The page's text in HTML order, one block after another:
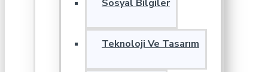
Sosyal Bilgiler
Teknoloji Ve Tasarım